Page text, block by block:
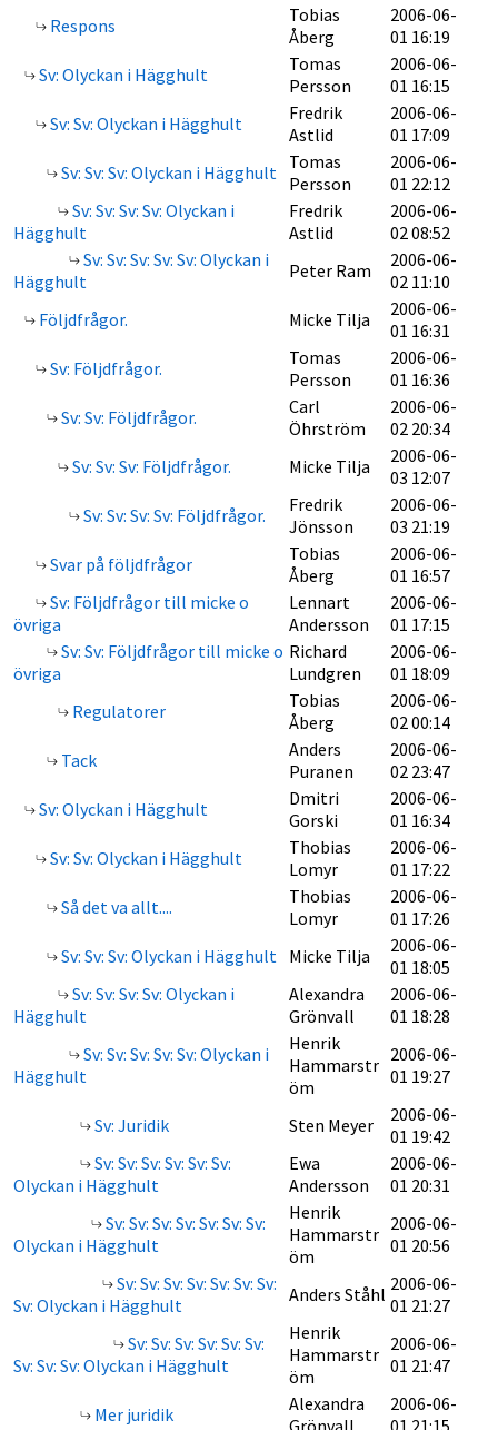
Respons
Tobias
Åberg
2006-06-
01 16:19
Sv: Olyckan i Hägghult
Tomas
Persson
2006-06-
01 16:15
Sv: Sv: Olyckan i Hägghult
Fredrik
Astlid
2006-06-
01 17:09
Sv: Sv: Sv: Olyckan i Hägghult Tomas
Persson
2006-06-
01 22:12
Sv: Sv: Sv: Sv: Olyckan i
Hägghult
Fredrik
Astlid
2006-06-
02 08:52
Sv: Sv: Sv: Sv: Sv: Olyckan i
Hägghult
Peter Ram
2006-06-
02 11:10
Följdfrågor.
Micke Tilja
2006-06-
01 16:31
Sv: Följdfrågor.
Tomas
Persson
2006-06-
01 16:36
Sv: Sv: Följdfrågor.
Carl
Öhrström
2006-06-
02 20:34
Sv: Sv: Sv: Följdfrågor.
Micke Tilja
2006-06-
03 12:07
Sv: Sv: Sv: Sv: Följdfrågor.
Fredrik
Jönsson
2006-06-
03 21:19
Svar på följdfrågor
Tobias
Åberg
2006-06-
01 16:57
Sv: Följdfrågor till micke o
övriga
Lennart
Andersson
2006-06-
01 17:15
Sv: Sv: Följdfrågor till micke o
övriga
Richard
Lundgren
2006-06-
01 18:09
Regulatorer
Tobias
Åberg
2006-06-
02 00:14
Tack
Anders
Puranen
2006-06-
02 23:47
Sv: Olyckan i Hägghult
Dmitri
Gorski
2006-06-
01 16:34
Sv: Sv: Olyckan i Hägghult
Thobias
Lomyr
2006-06-
01 17:22
Så det va allt....
Thobias
Lomyr
2006-06-
01 17:26
Sv: Sv: Sv: Olyckan i Hägghult Micke Tilja
2006-06-
01 18:05
Sv: Sv: Sv: Sv: Olyckan i
Hägghult
Alexandra
Grönvall
2006-06-
01 18:28
Sv: Sv: Sv: Sv: Sv: Olyckan i
Hägghult
Henrik
Hammarstr
öm
2006-06-
01 19:27
Sv: Juridik Sten Meyer
2006-06-
01 19:42
Sv: Sv: Sv: Sv: Sv: Sv:
Olyckan i Hägghult
Ewa
Andersson
2006-06-
01 20:31
Sv: Sv: Sv: Sv: Sv: Sv: Sv:
Olyckan i Hägghult
Henrik
Hammarstr
öm
2006-06-
01 20:56
Sv: Sv: Sv: Sv: Sv: Sv: Sv:
Sv: Olyckan i Hägghult
Anders Ståhl 2006-06-
01 21:27
Sv: Sv: Sv: Sv: Sv: Sv:
Sv: Sv: Sv: Olyckan i Hägghult
Henrik
Hammarstr
öm
2006-06-
01 21:47
Mer juridik
Alexandra
Grönvall
2006-06-
01 21:15